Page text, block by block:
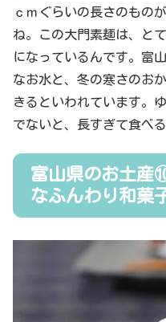
ｃｍぐらいの長さのもの
ね。この大門素麺は、と
になっているんです。富
なお水と、冬の寒さのお
きるといわれています。
でないと、長すぎて食べ
富山県のお土産
なふんわり和菓